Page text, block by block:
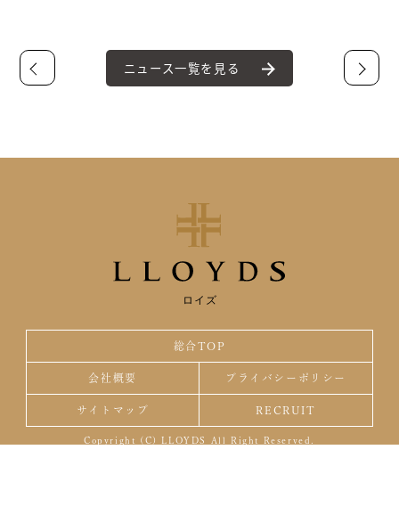
ニュース一覧を見る
ロイズ
総合TOP
会社概要 プライバシーポリシー
サイトマップ RECRUIT
Copyright (C) LLOYDS All Right Reserved.